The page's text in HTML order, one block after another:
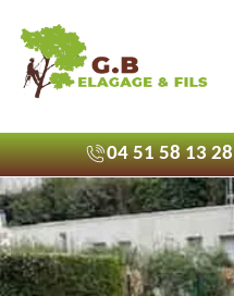
04 51 58 13 28